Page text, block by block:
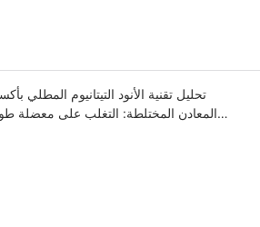
تحليل تقنية الأنود التيتانيوم المطلي
المعادن المختلطة: التغلب على معضلة